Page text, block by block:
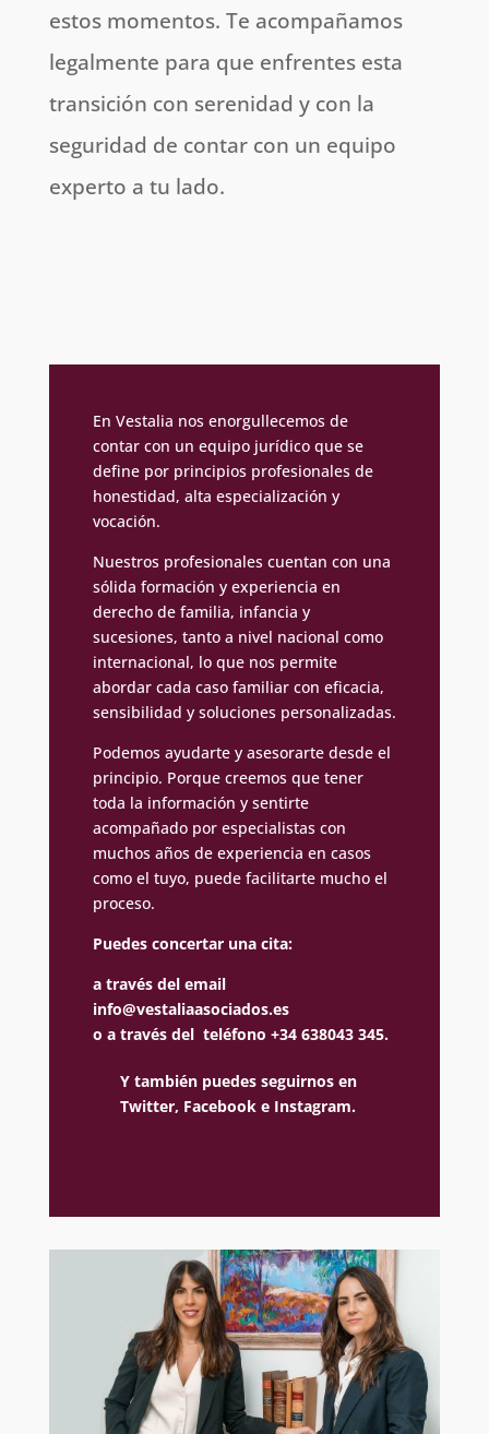
estos momentos. Te acompañamos
legalmente para que enfrentes esta
transición con serenidad y con la
seguridad de contar con un equipo
experto a tu lado.
En Vestalia nos enorgullecemos de
contar con un equipo jurídico que se
define por principios profesionales de
honestidad, alta especialización y
vocación.
Nuestros profesionales cuentan con una
sólida formación y experiencia en
derecho de familia, infancia y
sucesiones, tanto a nivel nacional como
internacional, lo que nos permite
abordar cada caso familiar con eficacia,
sensibilidad y soluciones personalizadas.
Podemos ayudarte y asesorarte desde el
principio. Porque creemos que tener
toda la información y sentirte
acompañado por especialistas con
muchos años de experiencia en casos
como el tuyo, puede facilitarte mucho el
proceso.
Puedes concertar una cita:
a través del email
info@vestaliaasociados.es
o a través del teléfono +34 638043 345.
Y también puedes seguirnos en
Twitter, Facebook e Instagram.